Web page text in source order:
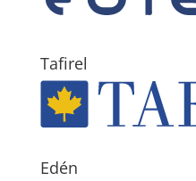
Tafirel
Edén